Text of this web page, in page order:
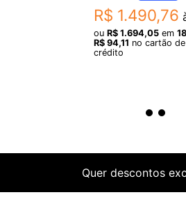
- Controles: Volume, Balance, Bass,
- Contrabaixo Tagima Millenium 5 Plus
R$ 1.490,76
ou R$ 1.694,05 em 18
R$ 94,11 no cartão de
crédito
Quer descontos